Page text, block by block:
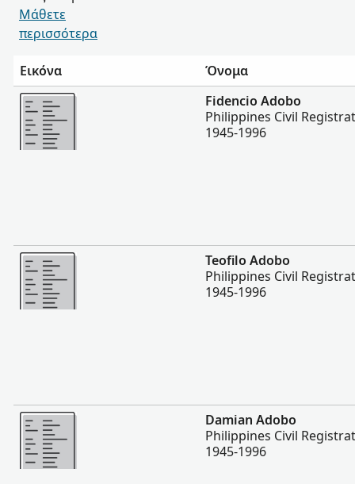
Μάθετε
περισσότερα
Εικόνα
Όνομα
Περισσότερα
Fidencio Adobo
Philippines Civil
1945-1996
Περισσότερα
Teofilo Adobo
Philippines Civil
1945-1996
Περισσότερα
Damian Adobo
Philippines Civil
1945-1996